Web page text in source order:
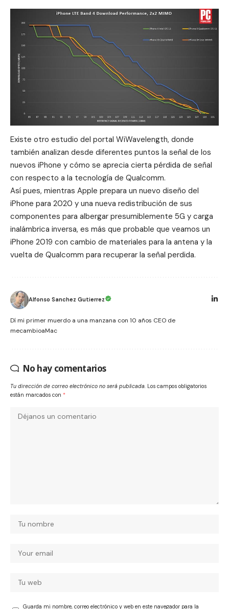
Existe otro estudio del portal WiWavelength, donde
también analizan desde diferentes puntos la señal de los
nuevos iPhone y cómo se aprecia cierta pérdida de señal
con respecto a la tecnología de Qualcomm.
Así pues, mientras Apple prepara un nuevo diseño del
iPhone para 2020 y una nueva redistribución de sus
componentes para albergar presumiblemente 5G y carga
inalámbrica inversa, es más que probable que veamos un
iPhone 2019 con cambio de materiales para la antena y la
vuelta de Qualcomm para recuperar la señal perdida.
Alfonso Sanchez Gutierrez
Dí mi primer muerdo a una manzana con 10 años CEO de
mecambioaMac
No hay comentarios
Tu dirección de correo electrónico no será publicada. Los campos obligatorios
están marcados con *
Guarda mi nombre, correo electrónico y web en este navegador para la